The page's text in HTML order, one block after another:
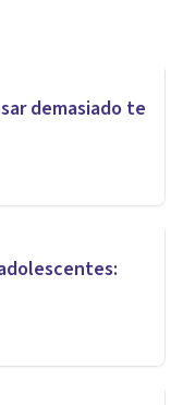
demasiado te